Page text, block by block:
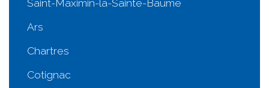
Saint-Maximin-la-Sainte-Baume
Ars
Chartres
Cotignac